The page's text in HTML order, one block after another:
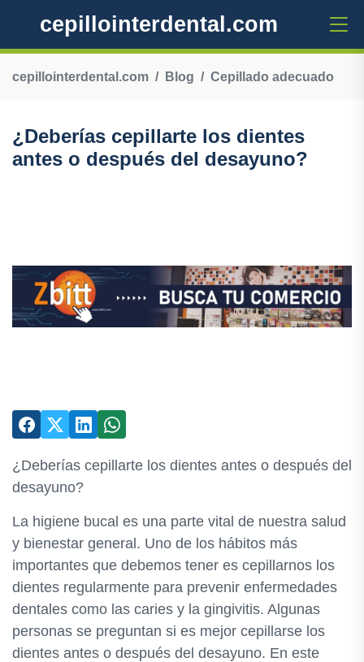
cepillointerdental.com
cepillointerdental.com Blog Cepillado adecuado
¿Deberías cepillarte los dientes
antes o después del desayuno?
¿Deberías cepillarte los dientes antes o después del
desayuno?
La higiene bucal es una parte vital de nuestra salud
y bienestar general. Uno de los hábitos más
importantes que debemos tener es cepillarnos los
dientes regularmente para prevenir enfermedades
dentales como las caries y la gingivitis. Algunas
personas se preguntan si es mejor cepillarse los
dientes antes o después del desayuno. En este